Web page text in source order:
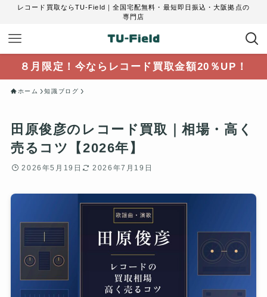
レコード買取ならTU-Field｜全国宅配無料・最短即日振込・大阪拠点の
専門店
８月限定！今ならレコード買取金額20％UP！
ホーム 知識ブログ
田原俊彦のレコード買取｜相場・高く
売るコツ【2026年】
2026年5月19日 2026年7月19日